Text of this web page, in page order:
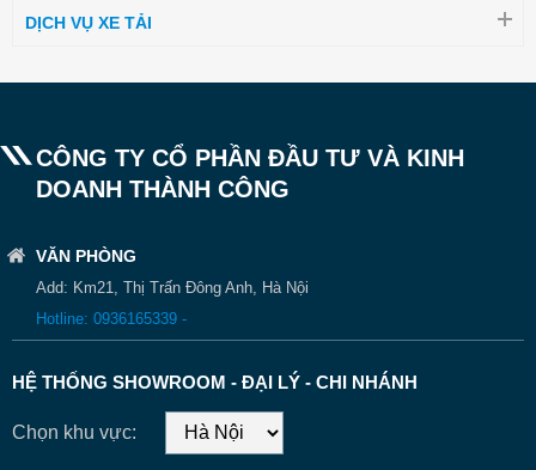
DỊCH VỤ XE TẢI
CÔNG TY CỔ PHẦN ĐẦU TƯ VÀ KINH
DOANH THÀNH CÔNG
VĂN PHÒNG
Add: Km21, Thị Trấn Đông Anh, Hà Nội
Hotline: 0936165339 -
HỆ THỐNG SHOWROOM - ĐẠI LÝ - CHI NHÁNH
Chọn khu vực: